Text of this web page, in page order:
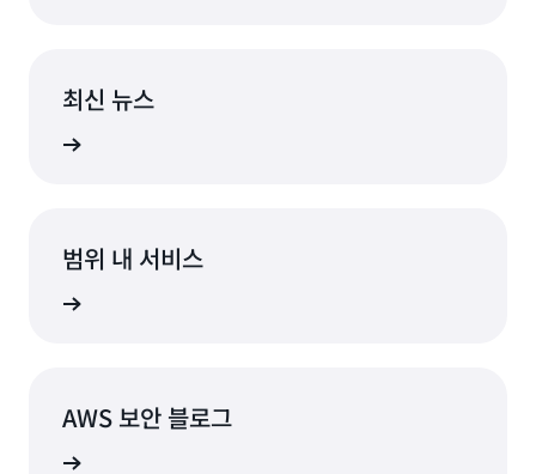
최신 뉴스
범위 내 서비스
AWS 보안 블로그